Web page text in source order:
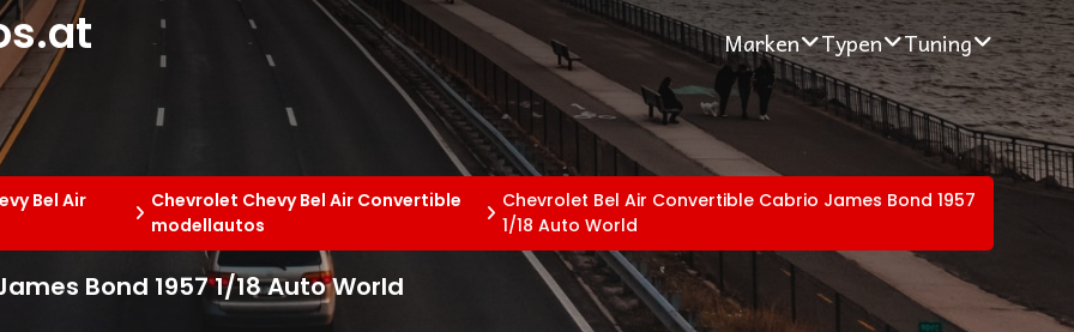
Marken Typen Tuning
Bel Air
Chevrolet Chevy Bel Air Convertible
modellautos
Chevrolet Bel Air Convertible Cabrio James Bond 1957
1/18 Auto World
Bond 1957 1/18 Auto World